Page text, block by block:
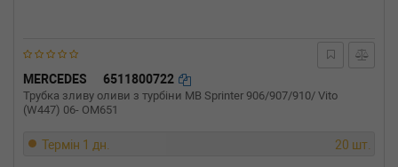
MERCEDES 6511800722
Трубка зливу оливи з турбіни MB Sprinter 906/907/910/ Vito
(W447) 06- OM651
Термін 1 дн. 20 шт.